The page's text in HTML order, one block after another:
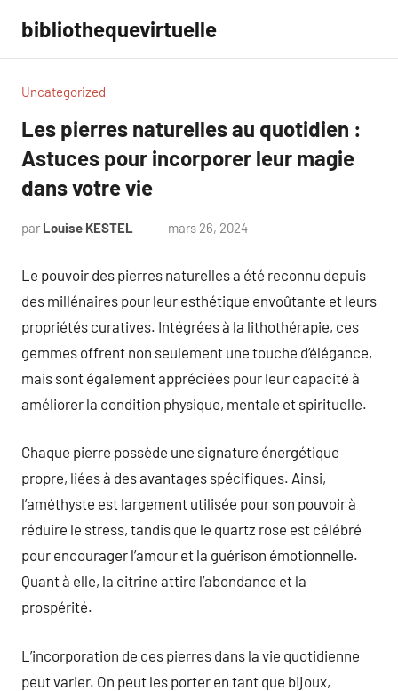
contenu
bibliothequevirtuelle
Uncategorized
Les pierres naturelles au quotidien :
Astuces pour incorporer leur magie
dans votre vie
par Louise KESTEL mars 26, 2024
Le pouvoir des pierres naturelles a été reconnu depuis
des millénaires pour leur esthétique envoûtante et leurs
propriétés curatives. Intégrées à la lithothérapie, ces
gemmes offrent non seulement une touche d’élégance,
mais sont également appréciées pour leur capacité à
améliorer la condition physique, mentale et spirituelle.
Chaque pierre possède une signature énergétique
propre, liées à des avantages spécifiques. Ainsi,
l’améthyste est largement utilisée pour son pouvoir à
réduire le stress, tandis que le quartz rose est célébré
pour encourager l’amour et la guérison émotionnelle.
Quant à elle, la citrine attire l’abondance et la
prospérité.
L’incorporation de ces pierres dans la vie quotidienne
peut varier. On peut les porter en tant que bijoux,